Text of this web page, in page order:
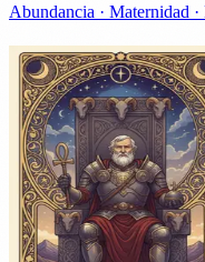
Abundancia · Maternidad ·